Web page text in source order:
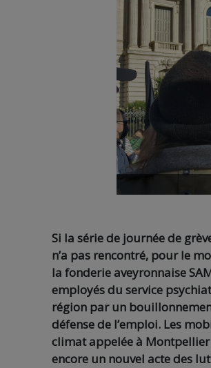
Si la série de journée de
n’a pas rencontré, pour le
la fonderie aveyronnaise
employés du service
région par un
défense de l’emploi. Les
climat appelée à
encore un nouvel acte des